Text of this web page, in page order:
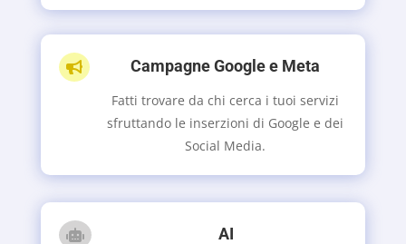
 Campagne Google e Meta
Fatti trovare da chi cerca i tuoi servizi
sfruttando le inserzioni di Google e dei
Social Media.
 AI